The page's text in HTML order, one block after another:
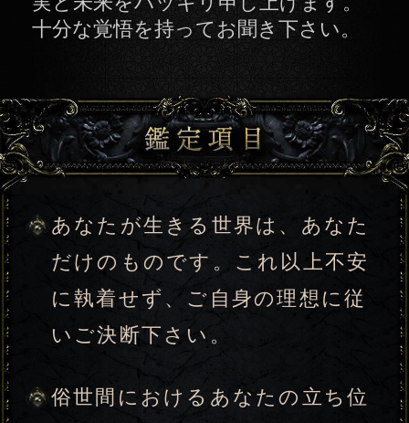
俗世間におけるあなたの立ち位
大千世界に通じる崇高なる自己
【あなたの理想と幸福欲求】
今年、あなたに流れ込む運気と
放すもの」
あなたが迎えている時期と、運
【XX月XX日◆激変注意!!】次、